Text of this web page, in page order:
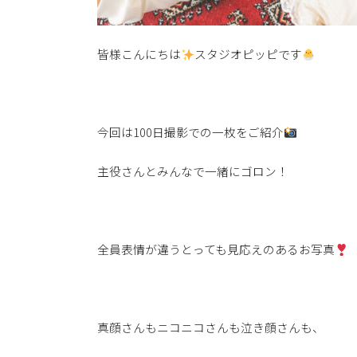
皆様こんにちは スタジオピッピです
今回は100日撮影での一枚をご紹介
主役さんとみんなで一緒にゴロン！
全員表情が違うとっても見応えのあるお写真
真顔さんもニコニコさんも泣き顔さんも、